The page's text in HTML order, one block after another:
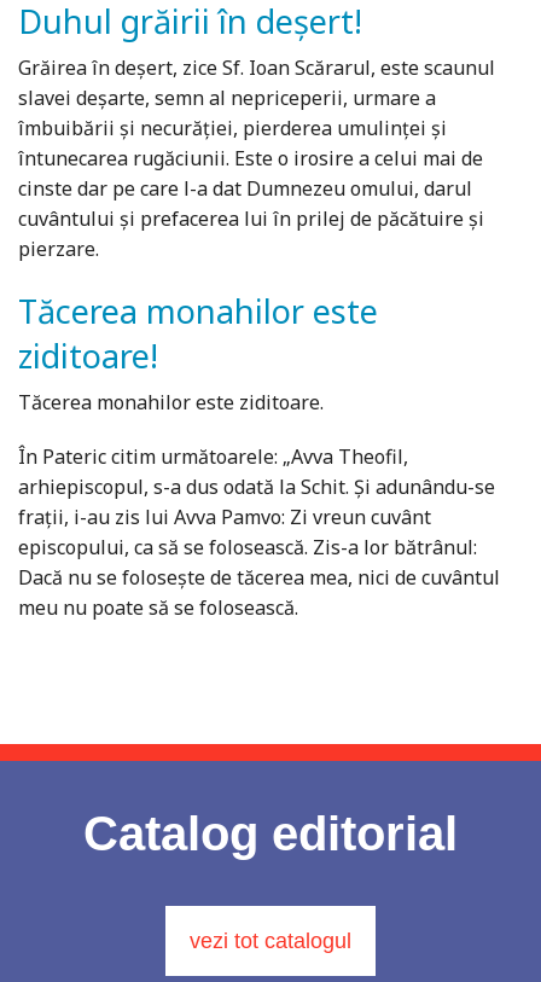
Duhul grăirii în deșert!
Grăirea în deșert, zice Sf. Ioan Scărarul, este scaunul
slavei deșarte, semn al nepriceperii, urmare a
îmbuibării și necurăției, pierderea umulinței și
întunecarea rugăciunii. Este o irosire a celui mai de
cinste dar pe care l-a dat Dumnezeu omului, darul
cuvântului și prefacerea lui în prilej de păcătuire și
pierzare.
Tăcerea monahilor este
ziditoare!
Tăcerea monahilor este ziditoare.
În Pateric citim următoarele: „Avva Theofil,
arhiepiscopul, s-a dus odată la Schit. Și adunându-se
frații, i-au zis lui Avva Pamvo: Zi vreun cuvânt
episcopului, ca să se folosească. Zis-a lor bătrânul:
Dacă nu se folosește de tăcerea mea, nici de cuvântul
meu nu poate să se folosească.
Catalog editorial
vezi tot catalogul